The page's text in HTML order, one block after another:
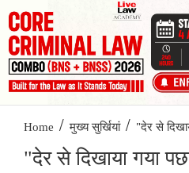
Home / मुख्य सुर्खियां / "देर से
"देर से दिखाया गया